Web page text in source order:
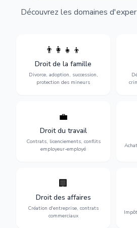
Découvrez les domaines
👨‍👩‍👧‍👦
Droit de la famille
Divorce, adoption, succession,
protection des mineurs
Divorce, garde d'enfants,
adoption, succession et
protection des personnes
vulnérables.
💼
Droit du travail
Contrats, licenciements, conflits
employeur-employé
Protection de vos droits au
licenciements, harcèlement,
discrimination et conflits
avec l'employeur.
🏢
Droit des affaires
Création d'entreprise, contrats
commerciaux
Accompagnement complet
création, contrats
commerciaux, concurrence
et litiges.